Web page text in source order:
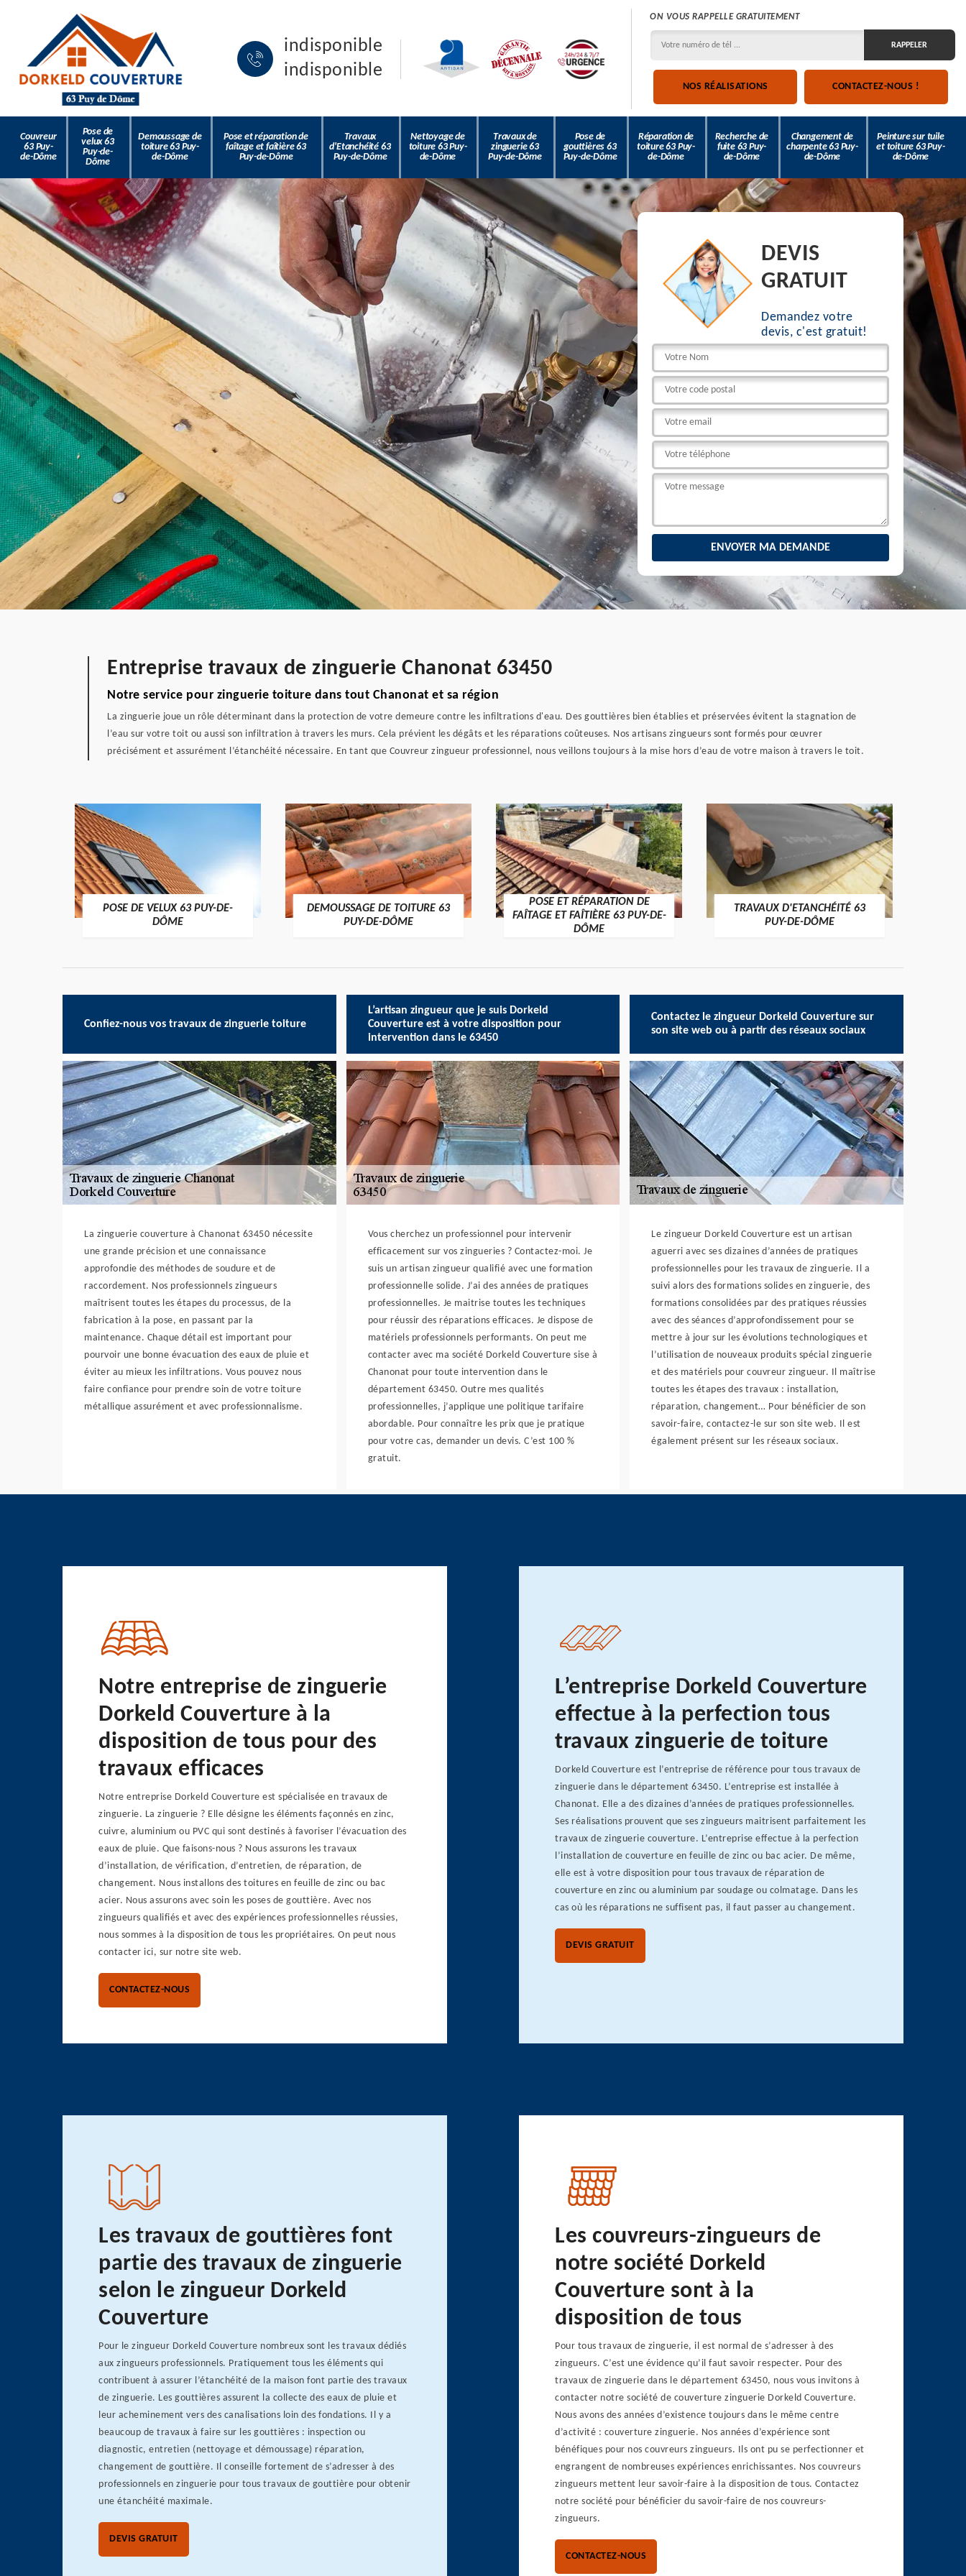
indisponible
indisponible
ON VOUS RAPPELLE GRATUITEMENT
NOS RÉALISATIONS CONTACTEZ-NOUS !
Couvreur
63 Puy-
de-Dôme
Pose de
velux 63
Puy-de-
Dôme
Demoussage de
toiture 63 Puy-
de-Dôme
Pose et réparation de
faîtage et faîtière 63
Puy-de-Dôme
Travaux
d'Etanchéité 63
Puy-de-Dôme
Nettoyage de
toiture 63 Puy-
de-Dôme
Travaux de
zinguerie 63
Puy-de-Dôme
Pose de
gouttières 63
Puy-de-Dôme
Réparation de
toiture 63 Puy-
de-Dôme
Recherche de
fuite 63 Puy-
de-Dôme
Changement de
charpente 63 Puy-
de-Dôme
Peinture sur tuile
et toiture 63 Puy-
de-Dôme
DEVIS
GRATUIT
Demandez votre
devis, c'est gratuit!
Entreprise travaux de zinguerie Chanonat 63450
Notre service pour zinguerie toiture dans tout Chanonat et sa région
La zinguerie joue un rôle déterminant dans la protection de votre demeure contre les infiltrations d'eau. Des gouttières bien établies et préservées évitent la stagnation de
l’eau sur votre toit ou aussi son infiltration à travers les murs. Cela prévient les dégâts et les réparations coûteuses. Nos artisans zingueurs sont formés pour œuvrer
précisément et assurément l’étanchéité nécessaire. En tant que Couvreur zingueur professionnel, nous veillons toujours à la mise hors d’eau de votre maison à travers le toit.
POSE DE VELUX 63 PUY-DE-
DÔME
DEMOUSSAGE DE TOITURE 63
PUY-DE-DÔME
POSE ET RÉPARATION DE
FAÎTAGE ET FAÎTIÈRE 63 PUY-DE-
DÔME
TRAVAUX D'ETANCHÉITÉ 63
PUY-DE-DÔME
Confiez-nous vos travaux de zinguerie toiture
La zinguerie couverture à Chanonat 63450 nécessite
une grande précision et une connaissance
approfondie des méthodes de soudure et de
raccordement. Nos professionnels zingueurs
maîtrisent toutes les étapes du processus, de la
fabrication à la pose, en passant par la
maintenance. Chaque détail est important pour
pourvoir une bonne évacuation des eaux de pluie et
éviter au mieux les infiltrations. Vous pouvez nous
faire confiance pour prendre soin de votre toiture
métallique assurément et avec professionnalisme.
L’artisan zingueur que je suis Dorkeld
Couverture est à votre disposition pour
intervention dans le 63450
Vous cherchez un professionnel pour intervenir
efficacement sur vos zingueries ? Contactez-moi. Je
suis un artisan zingueur qualifié avec une formation
professionnelle solide. J’ai des années de pratiques
professionnelles. Je maitrise toutes les techniques
pour réussir des réparations efficaces. Je dispose de
matériels professionnels performants. On peut me
contacter avec ma société Dorkeld Couverture sise à
Chanonat pour toute intervention dans le
département 63450. Outre mes qualités
professionnelles, j’applique une politique tarifaire
abordable. Pour connaître les prix que je pratique
pour votre cas, demander un devis. C’est 100 %
gratuit.
Contactez le zingueur Dorkeld Couverture sur
son site web ou à partir des réseaux sociaux
Le zingueur Dorkeld Couverture est un artisan
aguerri avec ses dizaines d’années de pratiques
professionnelles pour les travaux de zinguerie. Il a
suivi alors des formations solides en zinguerie, des
formations consolidées par des pratiques réussies
avec des séances d’approfondissement pour se
mettre à jour sur les évolutions technologiques et
l’utilisation de nouveaux produits spécial zinguerie
et des matériels pour couvreur zingueur. Il maîtrise
toutes les étapes des travaux : installation,
réparation, changement… Pour bénéficier de son
savoir-faire, contactez-le sur son site web. Il est
également présent sur les réseaux sociaux.
Notre entreprise de zinguerie
Dorkeld Couverture à la
disposition de tous pour des
travaux efficaces
Notre entreprise Dorkeld Couverture est spécialisée en travaux de
zinguerie. La zinguerie ? Elle désigne les éléments façonnés en zinc,
cuivre, aluminium ou PVC qui sont destinés à favoriser l’évacuation des
eaux de pluie. Que faisons-nous ? Nous assurons les travaux
d’installation, de vérification, d’entretien, de réparation, de
changement. Nous installons des toitures en feuille de zinc ou bac
acier. Nous assurons avec soin les poses de gouttière. Avec nos
zingueurs qualifiés et avec des expériences professionnelles réussies,
nous sommes à la disposition de tous les propriétaires. On peut nous
contacter ici, sur notre site web.
CONTACTEZ-NOUS
L’entreprise Dorkeld Couverture
effectue à la perfection tous
travaux zinguerie de toiture
Dorkeld Couverture est l’entreprise de référence pour tous travaux de
zinguerie dans le département 63450. L’entreprise est installée à
Chanonat. Elle a des dizaines d’années de pratiques professionnelles.
Ses réalisations prouvent que ses zingueurs maitrisent parfaitement les
travaux de zinguerie couverture. L’entreprise effectue à la perfection
l’installation de couverture en feuille de zinc ou bac acier. De même,
elle est à votre disposition pour tous travaux de réparation de
couverture en zinc ou aluminium par soudage ou colmatage. Dans les
cas où les réparations ne suffisent pas, il faut passer au changement.
DEVIS GRATUIT
Les travaux de gouttières font
partie des travaux de zinguerie
selon le zingueur Dorkeld
Couverture
Pour le zingueur Dorkeld Couverture nombreux sont les travaux dédiés
aux zingueurs professionnels. Pratiquement tous les éléments qui
contribuent à assurer l’étanchéité de la maison font partie des travaux
de zinguerie. Les gouttières assurent la collecte des eaux de pluie et
leur acheminement vers des canalisations loin des fondations. Il y a
beaucoup de travaux à faire sur les gouttières : inspection ou
diagnostic, entretien (nettoyage et démoussage) réparation,
changement de gouttière. Il conseille fortement de s’adresser à des
professionnels en zinguerie pour tous travaux de gouttière pour obtenir
une étanchéité maximale.
DEVIS GRATUIT
Les couvreurs-zingueurs de
notre société Dorkeld
Couverture sont à la
disposition de tous
Pour tous travaux de zinguerie, il est normal de s’adresser à des
zingueurs. C’est une évidence qu’il faut savoir respecter. Pour des
travaux de zinguerie dans le département 63450, nous vous invitons à
contacter notre société de couverture zinguerie Dorkeld Couverture.
Nous avons des années d’existence toujours dans le même centre
d’activité : couverture zinguerie. Nos années d’expérience sont
bénéfiques pour nos couvreurs zingueurs. Ils ont pu se perfectionner et
engrangent de nombreuses expériences enrichissantes. Nos couvreurs
zingueurs mettent leur savoir-faire à la disposition de tous. Contactez
notre société pour bénéficier du savoir-faire de nos couvreurs-
zingueurs.
CONTACTEZ-NOUS